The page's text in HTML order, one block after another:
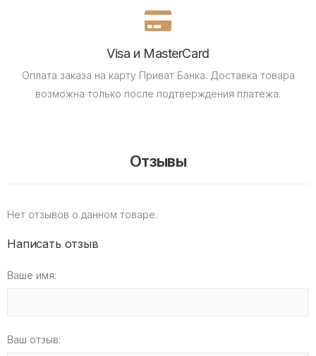
Visa и MasterCard
Оплата заказа на карту Приват Банка. Доставка товара
возможна только после подтверждения платежа.
Отзывы
Нет отзывов о данном товаре.
Написать отзыв
Ваше имя:
Ваш отзыв: